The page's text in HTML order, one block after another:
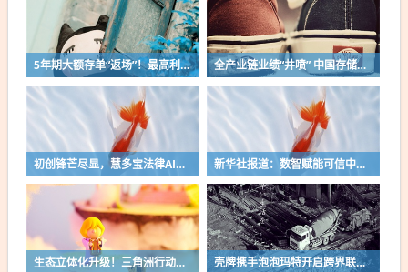
5年期大额存单“返场”！最高利率1.8%，买前关注这四点 全产业链业绩“井喷” 中国存储与半导体行业迎来从“跟跑”到“伴跑”历史机遇
初创锋芒尽显，慧多宝法律AI成立未满三年两度拿下 WAIC 赛事一等奖 新华社报道：数智赋能可信中医 谷医堂探索健康管理新路径
生态立体化升级！三角洲行动以交易与电竞双轮驱动行业新范式 壳牌携手泡泡玛特开启跨界联名，打造“快乐出发”出行新体验